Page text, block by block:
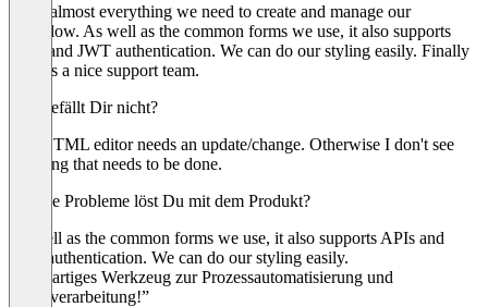
It has almost everything we need to create and manage our
workflow. As well as the common forms we use, it also supports
APIs and JWT authentication. We can do our styling easily. Finally
there is a nice support team.
Was gefällt Dir nicht?
The HTML editor needs an update/change. Otherwise I don't see
anything that needs to be done.
Welche Probleme löst Du mit dem Produkt?
As well as the common forms we use, it also supports APIs and
JWT authentication. We can do our styling easily.
“Großartiges Werkzeug zur Prozessautomatisierung und
Datenverarbeitung!”